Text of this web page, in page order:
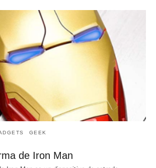
GEEK
de Iron Man